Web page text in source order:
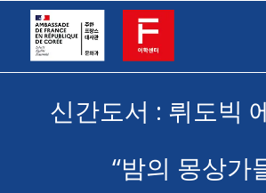
신간도서 : 뤼도빅
“밤의 몽상가